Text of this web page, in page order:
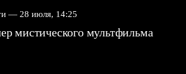
— 28 июля, 14:25
мистического мультфильма